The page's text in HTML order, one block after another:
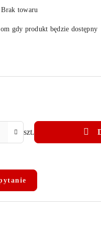
Brak towaru
gdy produkt będzie dostępny
szt.